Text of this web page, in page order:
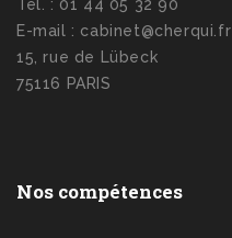
Tél. : 01 44 05 32 90
E-mail : cabinet@cherqui.fr
15, rue de Lübeck
75116 PARIS
Nos compétences